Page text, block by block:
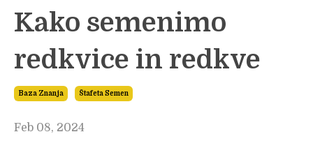
Kako semenimo
redkvice in redkve
Baza Znanja Štafeta Semen
Feb 08, 2024